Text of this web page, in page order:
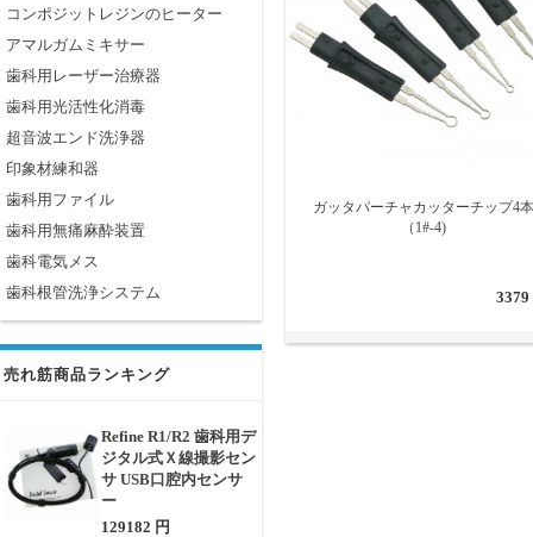
コンポジットレジンのヒーター
アマルガムミキサー
歯科用レーザー治療器
歯科用光活性化消毒
超音波エンド洗浄器
印象材練和器
歯科用ファイル
歯科用無痛麻酔装置
歯科電気メス
歯科根管洗浄システム
売れ筋商品ランキング
Refine R1/R2 歯科用デ
ジタル式Ｘ線撮影セン
サ USB口腔内センサ
ー
129182 円
ガッタパーチャカッターチップ4本
（1#-4)
3379